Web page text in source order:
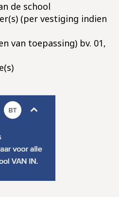
de school
(per vestiging indien
van toepassing) bv. 01,